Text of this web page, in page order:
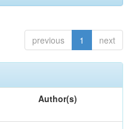
previous 1 next
Author(s)